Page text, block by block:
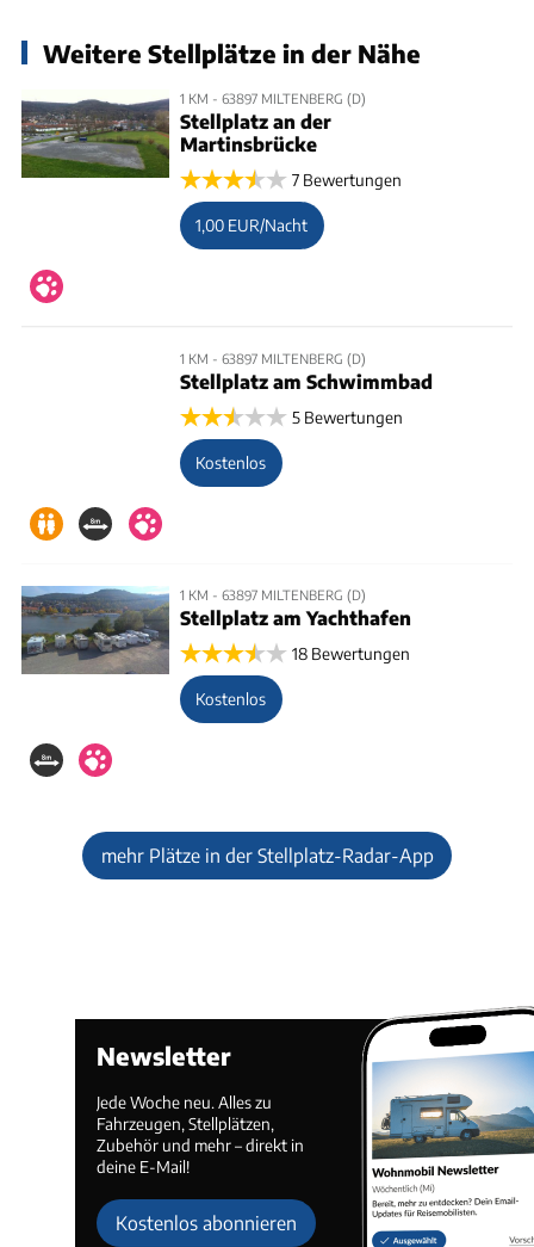
Weitere Stellplätze in der Nähe
1 KM - 63897 MILTENBERG (D)
Stellplatz an der
Martinsbrücke
7 Bewertungen
1,00 EUR/Nacht
1 KM - 63897 MILTENBERG (D)
Stellplatz am Schwimmbad
5 Bewertungen
Kostenlos
1 KM - 63897 MILTENBERG (D)
Stellplatz am Yachthafen
18 Bewertungen
Kostenlos
mehr Plätze in der Stellplatz-Radar-App
Newsletter
Jede Woche neu. Alles zu
Fahrzeugen, Stellplätzen,
Zubehör und mehr – direkt in
deine E-Mail!
Kostenlos abonnieren